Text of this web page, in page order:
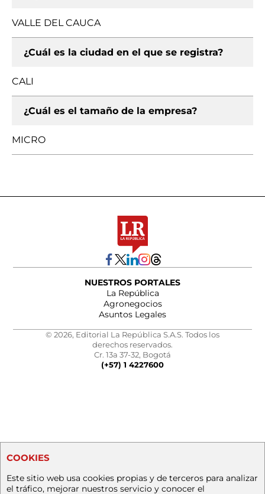
VALLE DEL CAUCA
¿Cuál es la ciudad en el que se registra?
CALI
¿Cuál es el tamaño de la empresa?
MICRO
NUESTROS PORTALES
La República
Agronegocios
Asuntos Legales
© 2026, Editorial La República S.A.S. Todos los
derechos reservados.
Cr. 13a 37-32, Bogotá
(+57) 1 4227600
COOKIES
Este sitio web usa cookies propias y de terceros para analizar
el tráfico, mejorar nuestros servicio y conocer el